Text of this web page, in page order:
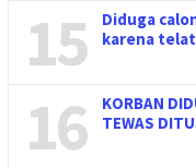
15
Diduga
karena
16
KORBAN
TEWAS